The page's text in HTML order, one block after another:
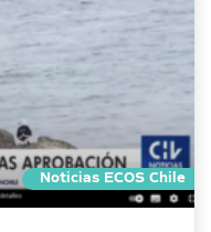
Noticias ECOS Chile